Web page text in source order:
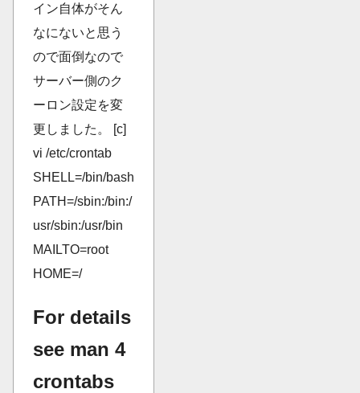
イン自体がそん
なにないと思う
ので面倒なので
サーバー側のク
ーロン設定を変
更しました。 [c]
vi /etc/crontab
SHELL=/bin/bash
PATH=/sbin:/bin:/
usr/sbin:/usr/bin
MAILTO=root
HOME=/
For details
see man 4
crontabs